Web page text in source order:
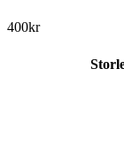
400kr